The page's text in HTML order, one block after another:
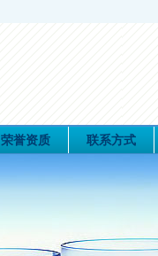
荣誉资质 联系方式